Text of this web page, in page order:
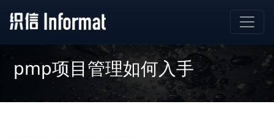
pmp项目管理如何入手